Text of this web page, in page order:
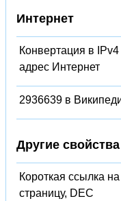
Интернет
Конвертация в IPv4
адрес Интернет
2936639 в
Другие
Короткая ссылка на
страницу, DEC